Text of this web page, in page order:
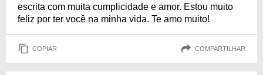
escrita com muita cumplicidade e amor. Estou muito
feliz por ter você na minha vida. Te amo muito!
COPIAR COMPARTILHAR